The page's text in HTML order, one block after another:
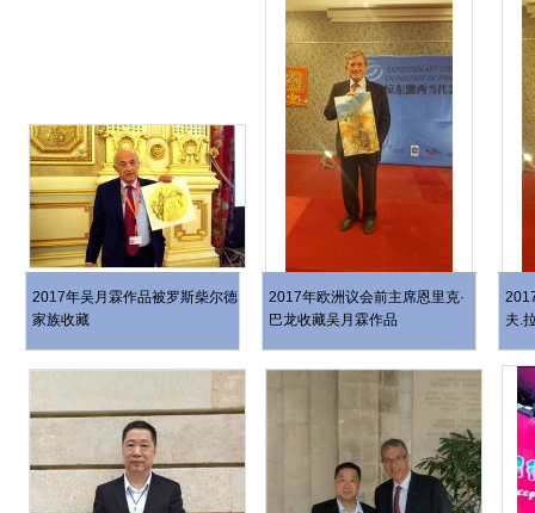
2017年吴月霖作品被罗斯柴尔德
家族收藏
2017年欧洲议会前主席恩里克·
巴龙收藏吴月霖作品
夫.